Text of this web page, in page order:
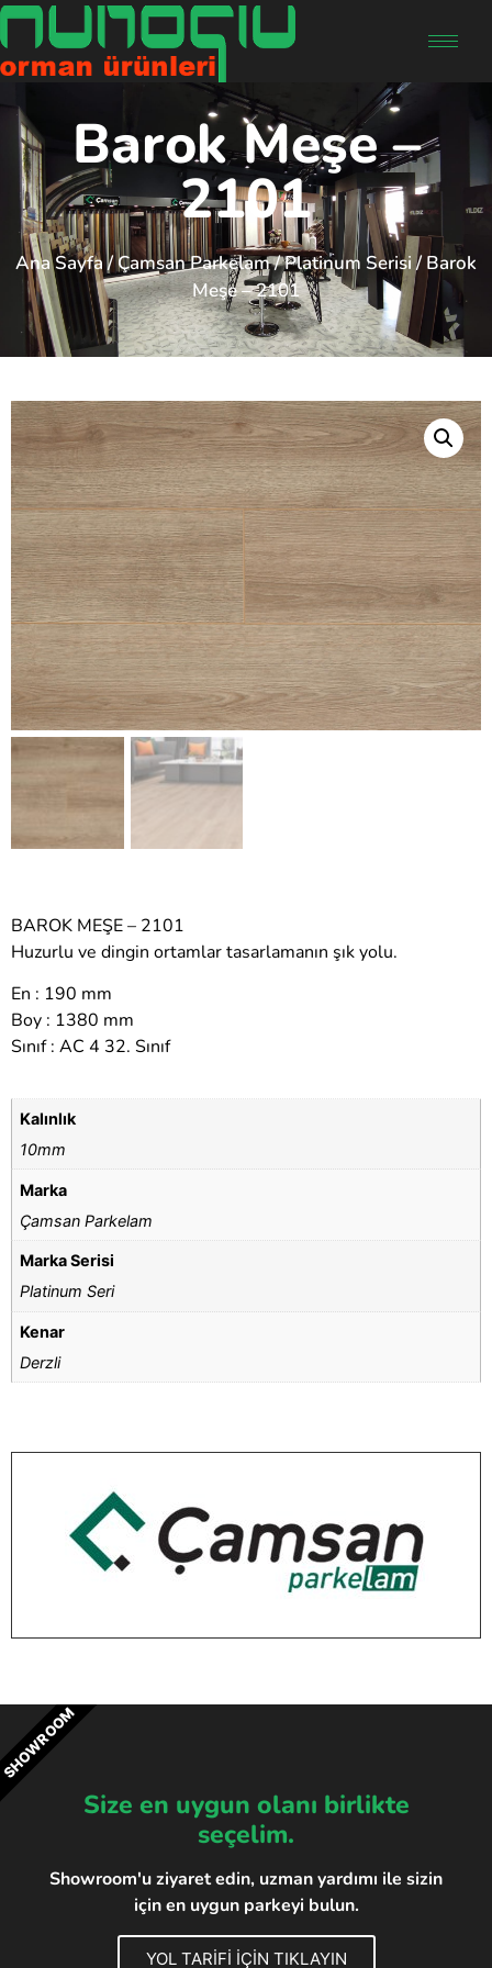
Barok Meşe –
2101
Ana Sayfa/Çamsan Parkelam/Platinum Serisi / Barok
Meşe – 2101
BAROK MEŞE – 2101
Huzurlu ve dingin ortamlar tasarlamanın şık yolu.
En : 190 mm
Boy : 1380 mm
Sınıf : AC 4 32. Sınıf
Kalınlık
10mm
Marka
Çamsan Parkelam
Marka Serisi
Platinum Seri
Kenar
Derzli
Size en uygun olanı birlikte
seçelim.
Showroom'u ziyaret edin, uzman yardımı ile sizin
için en uygun parkeyi bulun.
YOL TARİFİ İÇİN TIKLAYIN
SHOWROOM